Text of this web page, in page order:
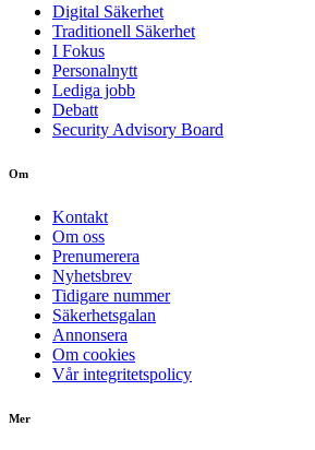
Digital Säkerhet
Traditionell Säkerhet
I Fokus
Personalnytt
Lediga jobb
Debatt
Security Advisory Board
Om
Kontakt
Om oss
Prenumerera
Nyhetsbrev
Tidigare nummer
Säkerhetsgalan
Annonsera
Om cookies
Vår integritetspolicy
Mer